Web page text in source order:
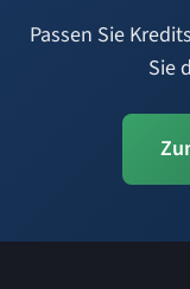
Passen Sie
Sie